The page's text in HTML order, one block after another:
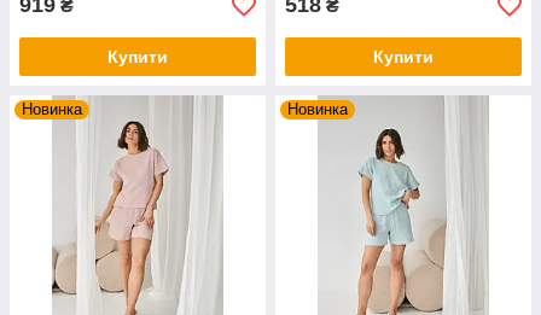
919 ₴
Купити
518 ₴
Купити
Новинка Новинка